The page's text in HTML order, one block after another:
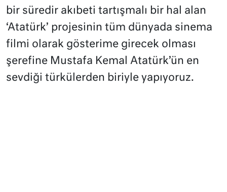
bir süredir akıbeti tartışmalı bir hal alan
‘Atatürk’ projesinin tüm dünyada sinema
filmi olarak gösterime girecek olması
şerefine Mustafa Kemal Atatürk’ün en
sevdiği türkülerden biriyle yapıyoruz.